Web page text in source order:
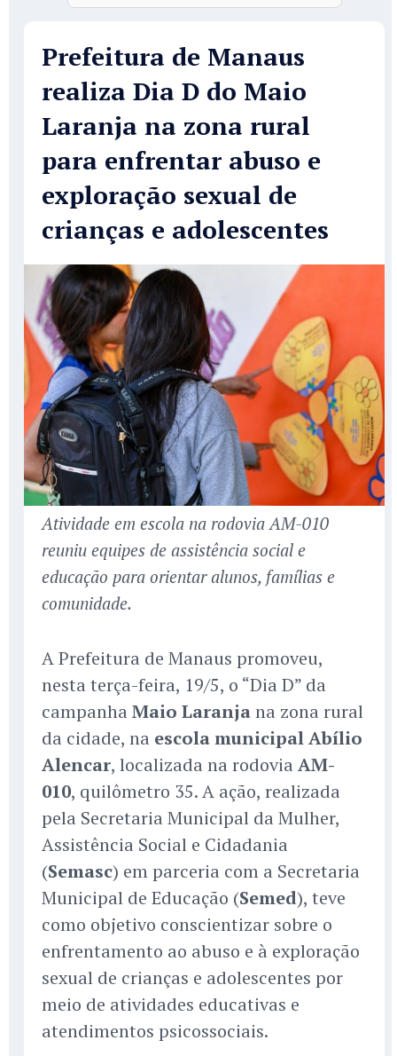
Prefeitura de Manaus
realiza Dia D do Maio
Laranja na zona rural
para enfrentar abuso e
exploração sexual de
crianças e adolescentes
Atividade em escola na rodovia AM-010
reuniu equipes de assistência social e
educação para orientar alunos, famílias e
comunidade.
A Prefeitura de Manaus promoveu,
nesta terça-feira, 19/5, o “Dia D” da
campanha Maio Laranjana zona rural
da cidade, na escola municipal Abílio
Alencar, localizada na rodovia AM-
010, quilômetro 35. A ação, realizada
pela Secretaria Municipal da Mulher,
Assistência Social e Cidadania
(Semasc) em parceria com a Secretaria
Municipal de Educação (Semed), teve
como objetivo conscientizar sobre o
enfrentamento ao abuso e à exploração
sexual de crianças e adolescentes por
meio de atividades educativas e
atendimentos psicossociais.